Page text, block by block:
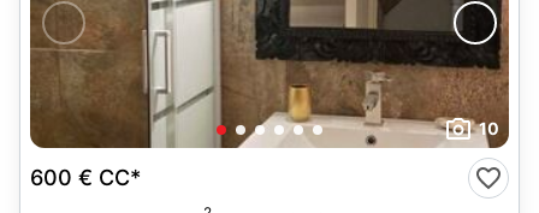
10
600 € CC*